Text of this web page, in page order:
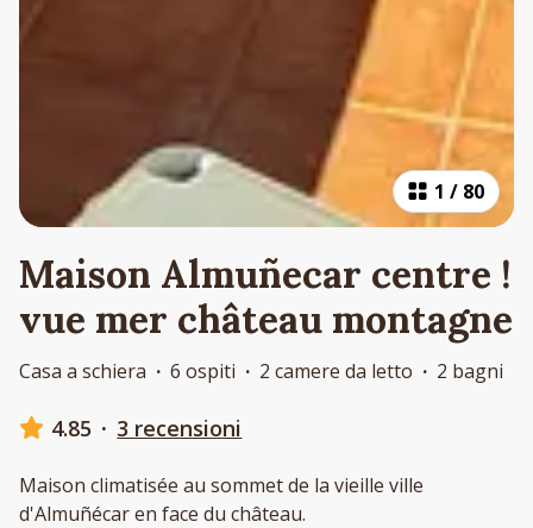
1 / 80
Maison Almuñecar centre !
vue mer château montagne
Casa a schiera · 6 ospiti · 2 camere da letto · 2 bagni
4.85 · 3 recensioni
Maison climatisée au sommet de la vieille ville
d'Almuñécar en face du château.